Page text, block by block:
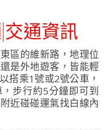
通資訊
區的維新路，地理位
是外地遊客，皆能輕
搭乘1號或2號公車，
步行約5分鐘即可到
近碰碰運氣找白線內